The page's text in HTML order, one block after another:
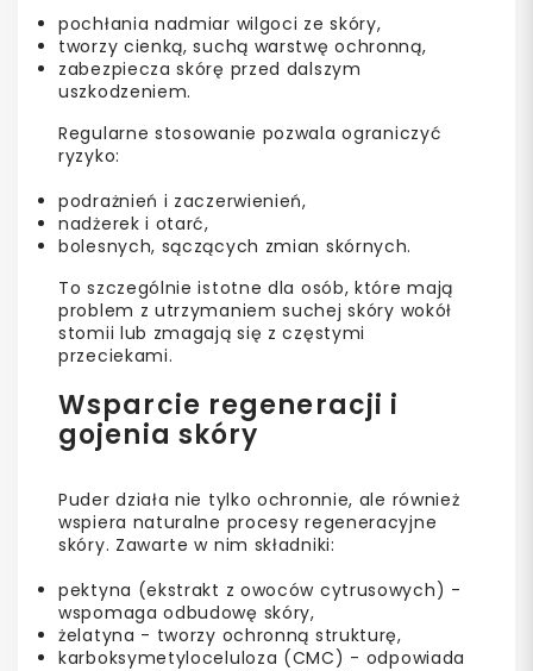
pochłania nadmiar wilgoci ze skóry,
tworzy cienką, suchą warstwę ochronną,
zabezpiecza skórę przed dalszym
uszkodzeniem.
Regularne stosowanie pozwala ograniczyć
ryzyko:
podrażnień i zaczerwienień,
nadżerek i otarć,
bolesnych, sączących zmian skórnych.
To szczególnie istotne dla osób, które mają
problem z utrzymaniem suchej skóry wokół
stomii lub zmagają się z częstymi
przeciekami.
Wsparcie regeneracji i
gojenia skóry
Puder działa nie tylko ochronnie, ale również
wspiera naturalne procesy regeneracyjne
skóry. Zawarte w nim składniki:
pektyna (ekstrakt z owoców cytrusowych) -
wspomaga odbudowę skóry,
żelatyna - tworzy ochronną strukturę,
karboksymetyloceluloza (CMC) - odpowiada